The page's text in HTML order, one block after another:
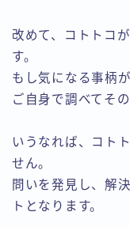
改めて、コトトコ
す。
もし気になる事柄
ご自身で調べてそ
いうなれば、コト
せん。
問いを発見し、解
トとなります。